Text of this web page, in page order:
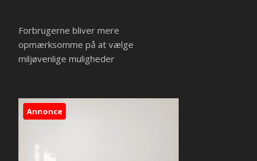
Forbrugerne bliver mere
opmærksomme på at vælge
miljøvenlige muligheder
Annonce